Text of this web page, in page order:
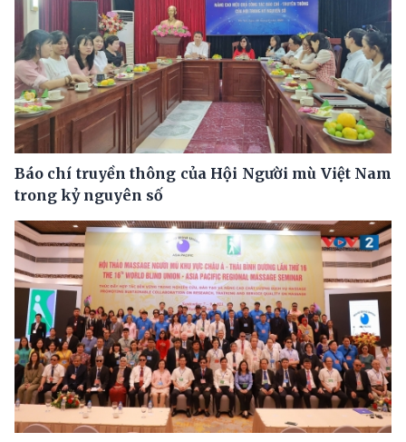
Báo chí truyền thông của Hội Người mù Việt Nam
trong kỷ nguyên số